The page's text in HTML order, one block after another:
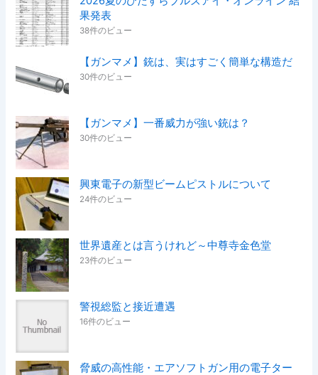
果発表
38件のビュー
【ガンマメ】銃は、実はすごく簡単な構造だ
30件のビュー
【ガンマメ】一番威力が強い銃は？
30件のビュー
興東電子の新型ビームピストルについて
24件のビュー
世界遺産とは言うけれど～中尊寺金色堂
23件のビュー
警視総監と接近遭遇
16件のビュー
脅威の高性能・エアソフトガン用の電子ター